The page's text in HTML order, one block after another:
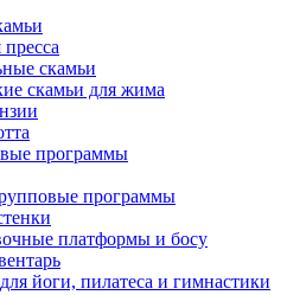
скамьи
скамьи для жима
программы
программы
платформы и босу
йоги, пилатеса и гимнастики